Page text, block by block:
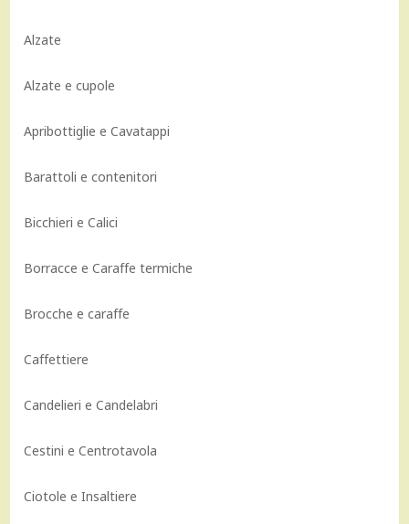
Alzate
Alzate e cupole
Apribottiglie e Cavatappi
Barattoli e contenitori
Bicchieri e Calici
Borracce e Caraffe termiche
Brocche e caraffe
Caffettiere
Candelieri e Candelabri
Cestini e Centrotavola
Ciotole e Insaltiere